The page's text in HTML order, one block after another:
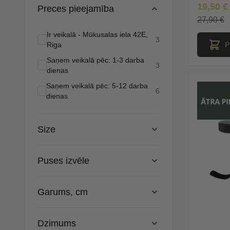
Preces pieejamība
Ir veikalā - Mūkusalas iela 42E,
Riga
3 products available
Saņem veikalā pēc: 1-3 darba
dienas
3
Saņem veikalā pēc: 5-12 darba
dienas
6
Size
Puses izvēle
Garums, cm
Dzimums
Īpaša
19,50 €
27,90 €